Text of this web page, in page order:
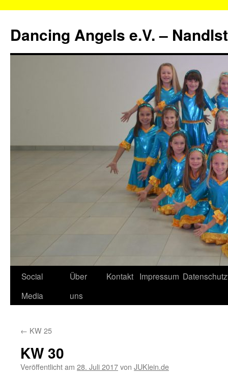
springen
Dancing Angels e.V. –
Social
Media
Über
uns
Kontakt Impressum
← KW 25
KW 30
Veröffentlicht am 28. Juli 2017von JUKlein.de